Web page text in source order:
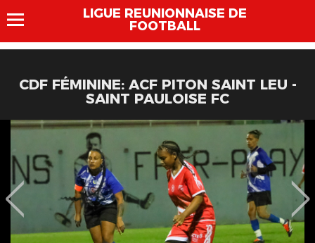
LIGUE REUNIONNAISE DE
FOOTBALL
CDF FÉMININE: ACF PITON SAINT LEU -
SAINT PAULOISE FC